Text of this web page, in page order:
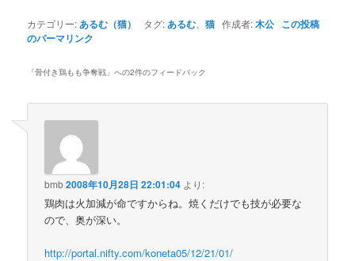
カテゴリー:あるむ（猫） タグ:あるむ 、猫 作成者:木公 この投稿
のパーマリンク
「骨付き鶏もも争奪戦 」への2件のフィードバック
bmb2008年10月28日 22:01:04 より:
鶏肉は火加減が命ですからね。焼くだけでも技が必要な
ので、奥が深い。
http://portal.nifty.com/koneta05/12/21/01/